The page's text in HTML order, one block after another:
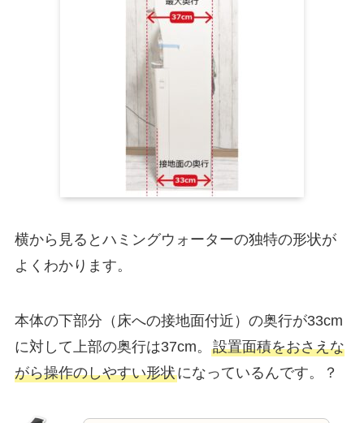
横から見るとハミングウォーターの独特の形状が
よくわかります。
本体の下部分（床への接地面付近）の奥行が33cm
に対して上部の奥行は37cm。 設置面積をおさえな
がら操作のしやすい形状になっているんです。？